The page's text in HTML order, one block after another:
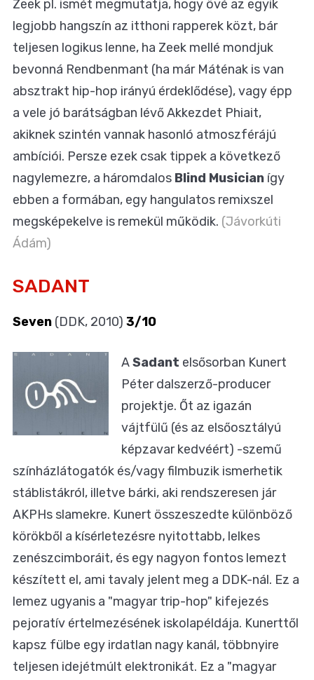
Zeek pl. ismét megmutatja, hogy övé az egyik
legjobb hangszín az itthoni rapperek közt, bár
teljesen logikus lenne, ha Zeek mellé mondjuk
bevonná Rendbenmant (ha már Máténak is van
absztrakt hip-hop irányú érdeklődése), vagy épp
a vele jó barátságban lévő Akkezdet Phiait,
akiknek szintén vannak hasonló atmoszférájú
ambíciói. Persze ezek csak tippek a következő
nagylemezre, a háromdalos Blind Musician így
ebben a formában, egy hangulatos remixszel
megsképekelve is remekül működik. (Jávorkúti
Ádám)
SADANT
Seven (DDK, 2010) 3/10
ASadant elsősorban Kunert
Péter dalszerző-producer
projektje. Őt az igazán
vájtfülű (és az elsőosztályú
képzavar kedvéért) -szemű
színházlátogatók és/vagy filmbuzik ismerhetik
stáblistákról, illetve bárki, aki rendszeresen jár
AKPHs slamekre. Kunert összeszedte különböző
körökből a kísérletezésre nyitottabb, lelkes
zenészcimboráit, és egy nagyon fontos lemezt
készített el, ami tavaly jelent meg a DDK-nál. Ez a
lemez ugyanis a "magyar trip-hop" kifejezés
pejoratív értelmezésének iskolapéldája. Kunerttől
kapsz fülbe egy irdatlan nagy kanál, többnyire
teljesen idejétmúlt elektronikát. Ez a "magyar